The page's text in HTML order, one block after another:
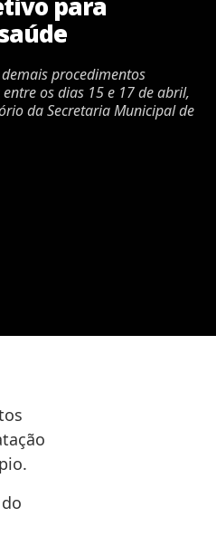
procedimentos
os dias 15 e 17 de abril,
da Secretaria Municipal de